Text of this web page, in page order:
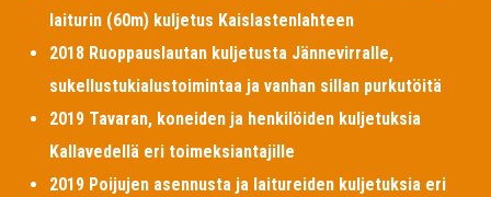
laiturin (60m) kuljetus Kaislastenlahteen
2018 Ruoppauslautan kuljetusta Jännevirralle,
sukellustukialustoimintaa ja vanhan sillan purkutöitä
2019 Tavaran, koneiden ja henkilöiden kuljetuksia
Kallavedellä eri toimeksiantajille
2019 Poijujen asennusta ja laitureiden kuljetuksia eri